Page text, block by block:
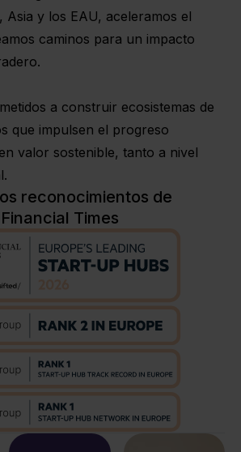
Asia y los EAU, aceleramos el
caminos para un impacto
a construir ecosistemas de
que impulsen el progreso
valor sostenible, tanto a nivel
reconocimientos de
Financial Times